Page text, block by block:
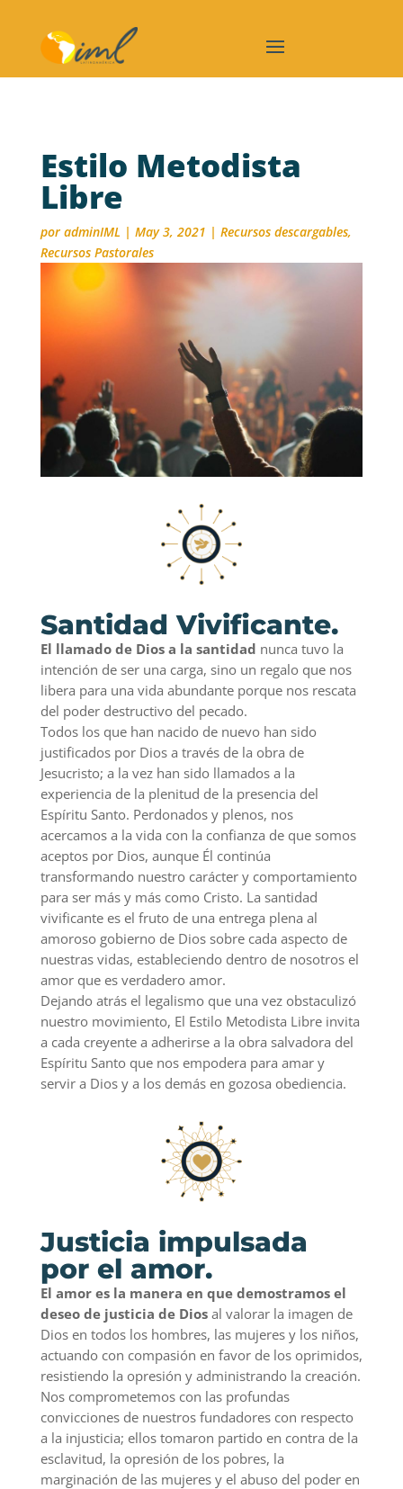
Estilo Metodista
Libre
por adminIML | May 3, 2021 | Recursos descargables,
Recursos Pastorales
Santidad Vivificante.
El llamado de Dios a la santidad nunca tuvo la
intención de ser una carga, sino un regalo que nos
libera para una vida abundante porque nos rescata
del poder destructivo del pecado.
Todos los que han nacido de nuevo han sido
justificados por Dios a través de la obra de
Jesucristo; a la vez han sido llamados a la
experiencia de la plenitud de la presencia del
Espíritu Santo. Perdonados y plenos, nos
acercamos a la vida con la confianza de que somos
aceptos por Dios, aunque Él continúa
transformando nuestro carácter y comportamiento
para ser más y más como Cristo. La santidad
vivificante es el fruto de una entrega plena al
amoroso gobierno de Dios sobre cada aspecto de
nuestras vidas, estableciendo dentro de nosotros el
amor que es verdadero amor.
Dejando atrás el legalismo que una vez obstaculizó
nuestro movimiento, El Estilo Metodista Libre invita
a cada creyente a adherirse a la obra salvadora del
Espíritu Santo que nos empodera para amar y
servir a Dios y a los demás en gozosa obediencia.
Justicia impulsada
por el amor.
El amor es la manera en que demostramos el
deseo de justicia de Diosal valorar la imagen de
Dios en todos los hombres, las mujeres y los niños,
actuando con compasión en favor de los oprimidos,
resistiendo la opresión y administrando la creación.
Nos comprometemos con las profundas
convicciones de nuestros fundadores con respecto
a la injusticia; ellos tomaron partido en contra de la
esclavitud, la opresión de los pobres, la
marginación de las mujeres y el abuso del poder en